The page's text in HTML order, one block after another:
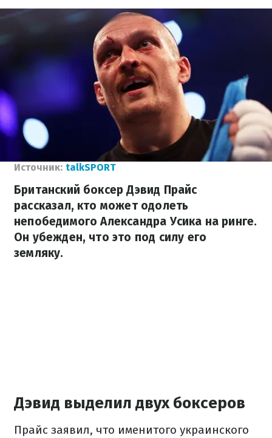
Источник: talkSPORT
Британский боксер Дэвид Прайс
рассказал, кто может одолеть
непобедимого Александра Усика на ринге.
Он убежден, что это под силу его
земляку.
Дэвид выделил двух боксеров
Прайс заявил, что именитого украинского